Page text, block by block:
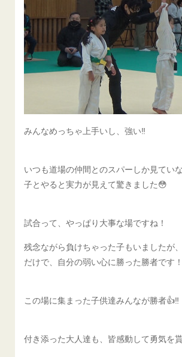
みんなめっちゃ上手いし、強い‼️
いつも道場の仲間とのスパーしか見てい
子とやると実力が見えて驚きました😳
試合って、やっぱり大事な場ですね！
残念ながら負けちゃった子もいましたが
だけで、自分の弱い心に勝った勝者です！
この場に集まった子供達みんなが勝者👍‼️
付き添った大人達も、皆感動して勇気を